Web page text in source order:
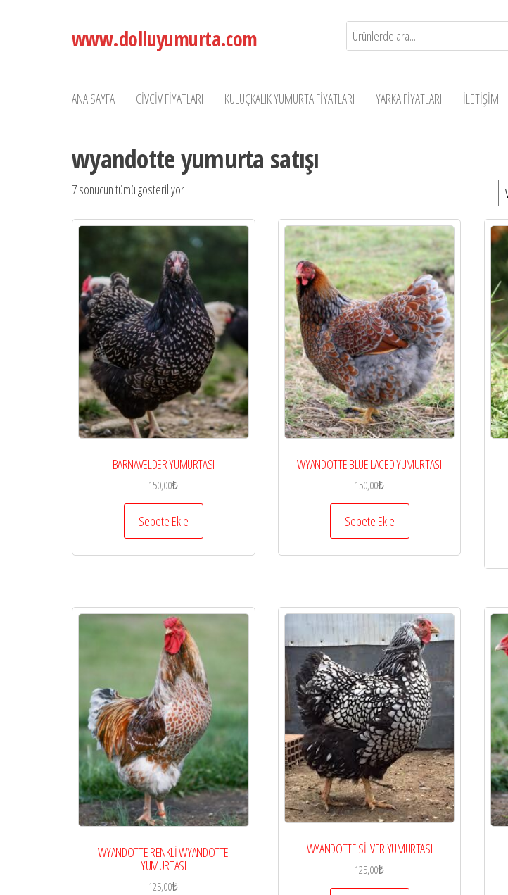
www.dolluyumurta.com
ANA SAYFA CİVCİV FİYATLARI KULUÇKALIK YUMURTA FİYATLARI YARKA FİYATLARI İLETİŞİM
wyandotte yumurta satışı
7 sonucun tümü gösteriliyor
BARNAVELDER YUMURTASI
150,00₺
Sepete Ekle
WYANDOTTE BLUE LACED YUMURTASI
150,00₺
Sepete Ekle
WYANDOTTE RENKLİ WYANDOTTE
YUMURTASI
125,00₺
WYANDOTTE SİLVER YUMURTASI
125,00₺